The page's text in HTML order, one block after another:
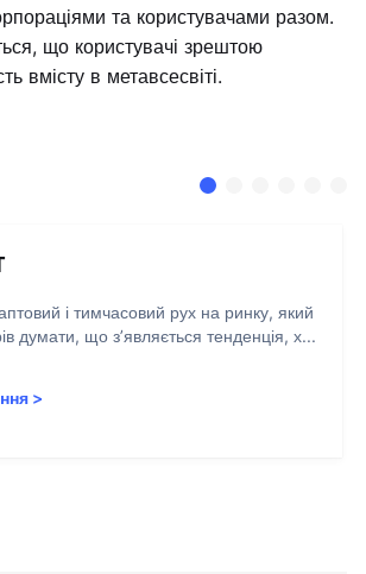
та користувачами разом.
що користувачі зрештою
вмісту в метавсесвіті.
і тимчасовий рух на ринку, який
думати, що з’являється тенденція, х...
>